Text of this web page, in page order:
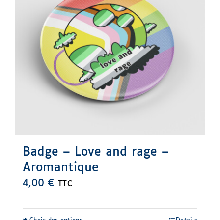
Badge – Love and rage –
Aromantique
4,00€ TTC